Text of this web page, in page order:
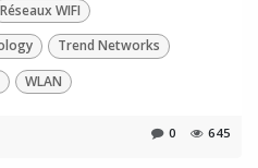
Réseaux WIFI
Trend Networks
WLAN
0 645